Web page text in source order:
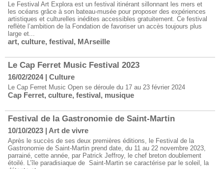
​Le Festival Art Explora est un festival itinérant sillonnant les mers et
les océans grâce à son bateau-musée pour proposer des expériences
artistiques et culturelles inédites accessibles gratuitement. Ce festival
reflète l’ambition de la Fondation de favoriser un accès toujours plus
large et...
art, culture, festival, MArseille
Le Cap Ferret Music Festival 2023
16/02/2024| Culture
Le Cap Ferret Music Open se déroule du 17 au 23 février 2024
Cap Ferret, culture, festival, musique
Festival de la Gastronomie de Saint-Martin
10/10/2023 | Art de vivre
Après le succès de ses deux premières éditions, le Festival de la
Gastronomie de Saint-Martin prend date, du 11 au 22 novembre 2023,
parrainé, cette année, par Patrick Jeffroy, le chef breton doublement
étoilé. L’île paradisiaque de Saint-Martin se caractérise par le soleil, la